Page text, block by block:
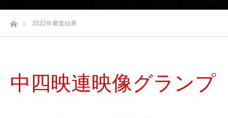
ホーム2022年審査結果
中四映連映像グランプ